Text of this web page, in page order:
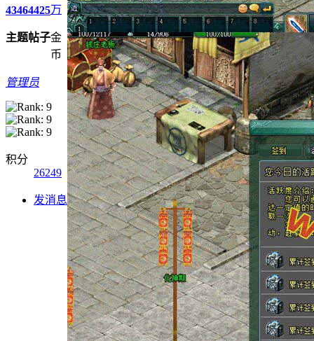
4346
主题
4425
帖子
万
金
币
管理员
积分
26249
发消息